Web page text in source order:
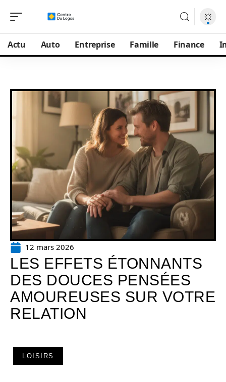
Actu Auto Entreprise Famille Finance
12 mars 2026
LES EFFETS ÉTONNANTS
DES DOUCES PENSÉES
AMOUREUSES SUR VOTRE
RELATION
LOISIRS